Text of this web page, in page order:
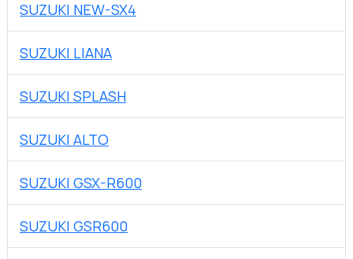
SUZUKI NEW-SX4
SUZUKI LIANA
SUZUKI SPLASH
SUZUKI ALTO
SUZUKI GSX-R600
SUZUKI GSR600